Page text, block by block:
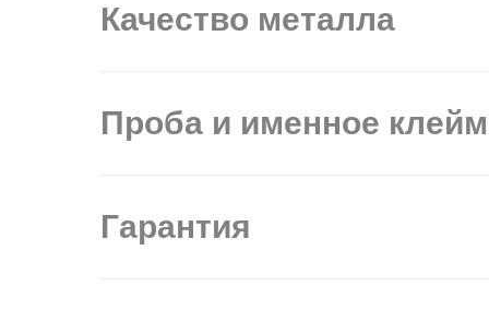
Качество металла
Проба и именное
Гарантия